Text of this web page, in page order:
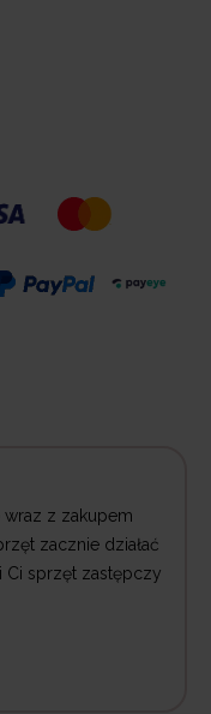
z zakupem
zacznie działać
Ci sprzęt zastępczy